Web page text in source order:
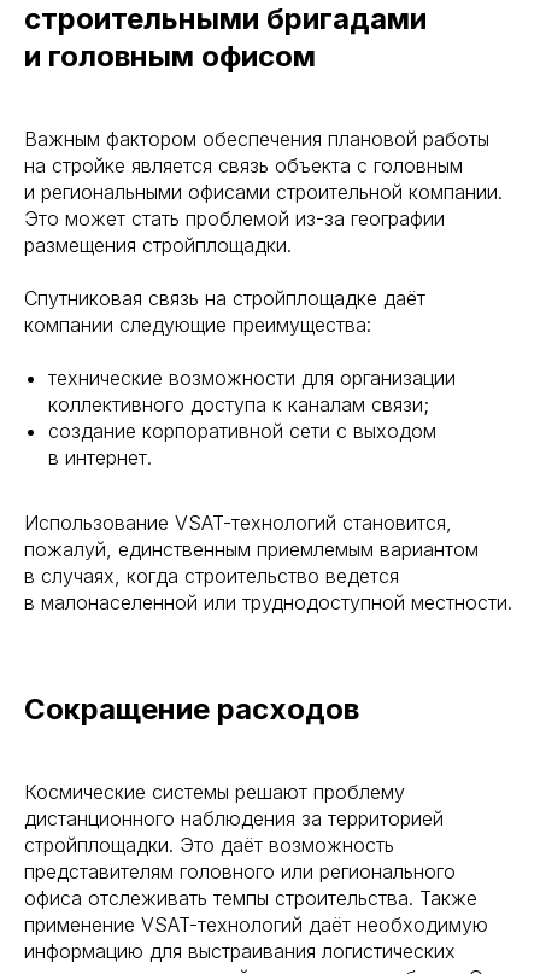
строительными бригадами
и головным офисом
Важным фактором обеспечения плановой работы
на стройке является связь объекта с головным
и региональными офисами строительной компании.
Это может стать проблемой из-за географии
размещения стройплощадки.
Спутниковая связь на стройплощадке даёт
компании следующие преимущества:
технические возможности для организации
коллективного доступа к каналам связи;
создание корпоративной сети с выходом
в интернет.
Использование VSAT-технологий становится,
пожалуй, единственным приемлемым вариантом
в случаях, когда строительство ведется
в малонаселенной или труднодоступной местности.
Сокращение расходов
Космические системы решают проблему
дистанционного наблюдения за территорией
стройплощадки. Это даёт возможность
представителям головного или регионального
офиса отслеживать темпы строительства. Также
применение VSAT-технологий даёт необходимую
информацию для выстраивания логистических